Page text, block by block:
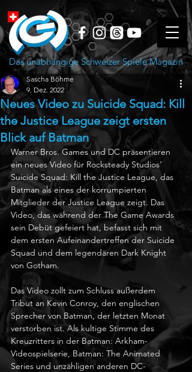
Das unabhängige Schweizer Spiele Magazin
Neues Video zu Suicide Squad: Kill
the Justice League zeigt ersten
Blick auf Batman
Sascha Böhme
9. Dez. 2022
Warner Bros. Games und DC präsentieren
ein neues Video für Rocksteady Studios'
Suicide Squad: Kill the Justice League, das
Batman als eines der korrumpierten
Mitglieder der Justice League zeigt. Das
Video, das während der The Game Awards
sein Debüt gefeiert hat, befasst sich mit
dem ersten Aufeinandertreffen der Suicide
Squad und dem legendären Dark Knight
von Gotham.
Das Video zollt zum Schluss außerdem
Tribut an Kevin Conroy, den englischen
Sprecher von Batman, der letzten Monat
verstorben ist. Als kultige Stimme des
Kreuzritters in der Batman: Arkham-
Videospielserie, Batman: The Animated
Series und unzähligen anderen DC-